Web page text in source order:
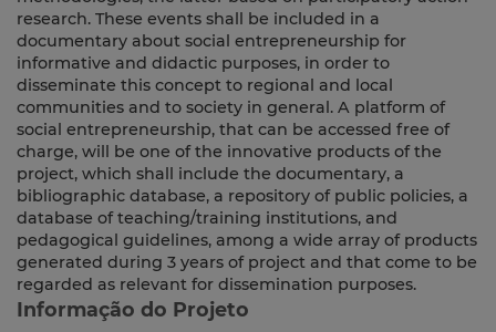
research. These events shall be included in a
documentary about social entrepreneurship for
informative and didactic purposes, in order to
disseminate this concept to regional and local
communities and to society in general. A platform of
social entrepreneurship, that can be accessed free of
charge, will be one of the innovative products of the
project, which shall include the documentary, a
bibliographic database, a repository of public policies, a
database of teaching/training institutions, and
pedagogical guidelines, among a wide array of products
generated during 3 years of project and that come to be
regarded as relevant for dissemination purposes.
Informação do Projeto